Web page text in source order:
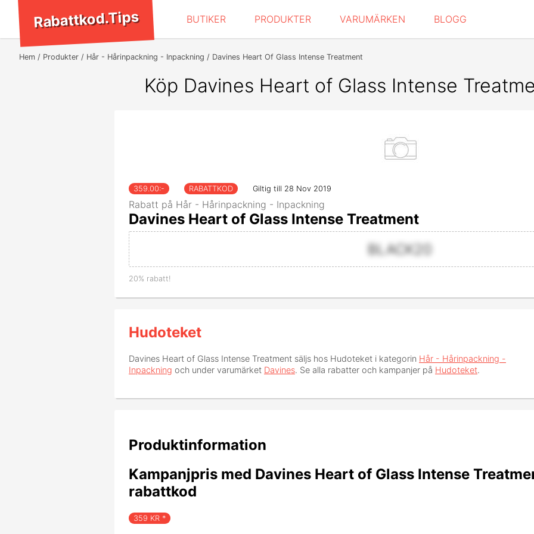
Rabattkod.Tips BUTIKER PRODUKTER VARUMÄRKEN BLOGG
Hem Produkter Hår - Hårinpackning - Inpackning Davines Heart Of Glass Intense Treatment
Köp Davines Heart of Glass Intense
359.00:- RABATTKOD Giltig till 28 Nov 2019
Rabatt på Hår - Hårinpackning - Inpackning
Davines Heart of Glass Intense Treatment
BLACK20
20% rabatt!
Hudoteket
Davines Heart of Glass Intense Treatment säljs hos Hudoteket i kategorin Hår - Hårinpackning -
Inpackning och under varumärket Davines. Se alla rabatter och kampanjer på Hudoteket.
Produktinformation
Kampanjpris med Davines Heart of Glass Intense
rabattkod
359 KR *